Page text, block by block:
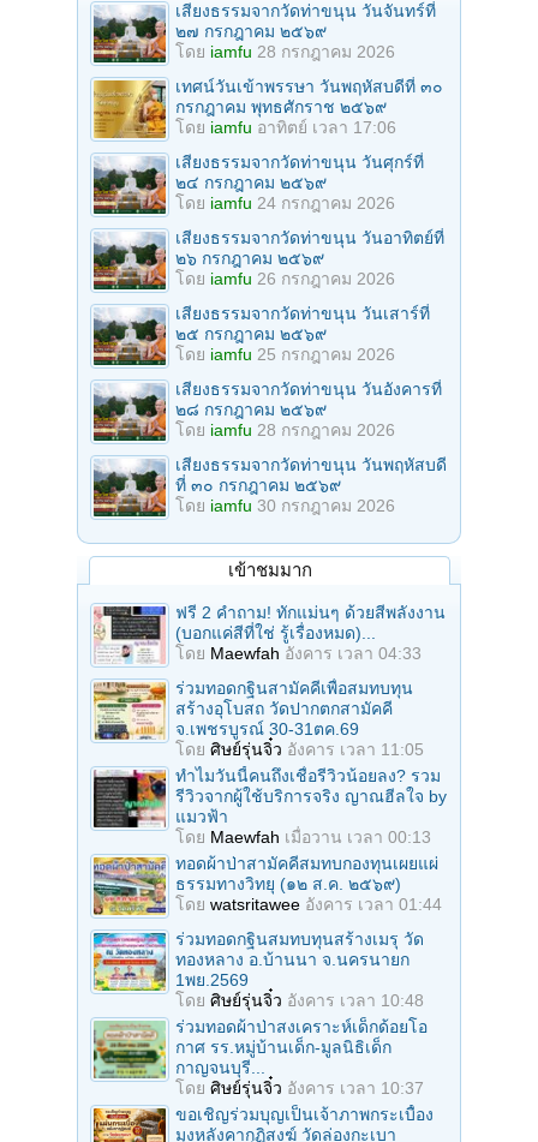
เสียงธรรมจากวัดท่าขนุน วันจันทร์ที่
๒๗ กรกฎาคม ๒๕๖๙
โดย iamfu 28 กรกฎาคม 2026
เทศน์วันเข้าพรรษา วันพฤหัสบดีที่ ๓๐
กรกฎาคม พุทธศักราช ๒๕๖๙
โดย iamfu อาทิตย์ เวลา 17:06
เสียงธรรมจากวัดท่าขนุน วันศุกร์ที่
๒๔ กรกฎาคม ๒๕๖๙
โดย iamfu 24 กรกฎาคม 2026
เสียงธรรมจากวัดท่าขนุน วันอาทิตย์ที่
๒๖ กรกฎาคม ๒๕๖๙
โดย iamfu 26 กรกฎาคม 2026
เสียงธรรมจากวัดท่าขนุน วันเสาร์ที่
๒๕ กรกฎาคม ๒๕๖๙
โดย iamfu 25 กรกฎาคม 2026
เสียงธรรมจากวัดท่าขนุน วันอังคารที่
๒๘ กรกฎาคม ๒๕๖๙
โดย iamfu 28 กรกฎาคม 2026
เสียงธรรมจากวัดท่าขนุน วันพฤหัสบดี
ที่ ๓๐ กรกฎาคม ๒๕๖๙
โดย iamfu 30 กรกฎาคม 2026
เข้าชมมาก
ฟรี 2 คำถาม! ทักแม่นๆ ด้วยสีพลังงาน
(บอกแค่สีที่ใช่ รู้เรื่องหมด)...
โดย Maewfah อังคาร เวลา 04:33
ร่วมทอดกฐินสามัคคีเพื่อสมทบทุน
สร้างอุโบสถ วัดปากตกสามัคคี
จ.เพชรบูรณ์ 30-31ตค.69
โดย ศิษย์รุ่นจิ๋ว อังคาร เวลา 11:05
ทำไมวันนี้คนถึงเชื่อรีวิวน้อยลง? รวม
รีวิวจากผู้ใช้บริการจริง ญาณฮีลใจ by
แมวฟ้า
โดย Maewfah เมื่อวาน เวลา 00:13
ทอดผ้าป่าสามัคคีสมทบกองทุนเผยแผ่
ธรรมทางวิทยุ (๑๒ ส.ค. ๒๕๖๙)
โดย watsritawee อังคาร เวลา 01:44
ร่วมทอดกฐินสมทบทุนสร้างเมรุ วัด
ทองหลาง อ.บ้านนา จ.นครนายก
1พย.2569
โดย ศิษย์รุ่นจิ๋ว อังคาร เวลา 10:48
ร่วมทอดผ้าป่าสงเคราะห์เด็กด้อยโอ
กาศ รร.หมู่บ้านเด็ก-มูลนิธิเด็ก
กาญจนบุรี...
โดย ศิษย์รุ่นจิ๋ว อังคาร เวลา 10:37
ขอเชิญร่วมบุญเป็นเจ้าภาพกระเบื้อง
มุงหลังคากุฏิสงฆ์ วัดล่องกะเบา